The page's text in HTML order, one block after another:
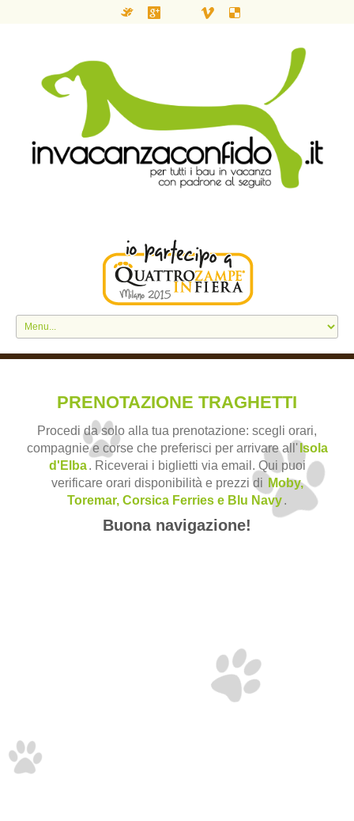
PRENOTAZIONE TRAGHETTI
Procedi da solo alla tua prenotazione: scegli orari,
compagnie e corse che preferisci per arrivare all' Isola
d'Elba . Riceverai i biglietti via email. Qui puoi
verificare orari disponibilità e prezzi di Moby,
Toremar, Corsica Ferries e Blu Navy.
Buona navigazione!